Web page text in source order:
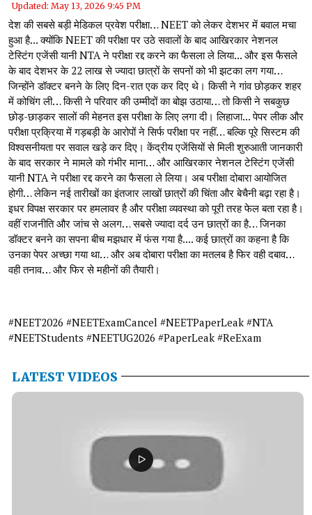
Updated: May 13, 2026 9:45 PM
देश की सबसे बड़ी मेडिकल प्रवेश परीक्षा… NEET को लेकर देशभर में बवाल मचा
हुआ है... क्योंकि NEET की परीक्षा पर उठे सवालों के बाद आखिरकार नेशनल
टेस्टिंग एजेंसी यानी NTA ने परीक्षा रद्द करने का फैसला ले लिया... और इस फैसले
के बाद देशभर के 22 लाख से ज्यादा छात्रों के सपनों को भी झटका लग गया…
जिन्होंने डॉक्टर बनने के लिए दिन-रात एक कर दिए थे। किसी ने गांव छोड़कर शहर
में कोचिंग ली… किसी ने परिवार की उम्मीदों का बोझ उठाया… तो किसी ने सबकुछ
छोड़-छाड़कर सालों की मेहनत इस परीक्षा के लिए लगा दी। लिहाजा... पेपर लीक और
परीक्षा प्रक्रिया में गड़बड़ी के आरोपों ने सिर्फ परीक्षा पर नहीं… बल्कि पूरे सिस्टम की
विश्वसनीयता पर सवाल खड़े कर दिए। केंद्रीय एजेंसियों से मिली शुरुआती जानकारी
के बाद सरकार ने मामले को गंभीर माना… और आखिरकार नेशनल टेस्टिंग एजेंसी
यानी NTA ने परीक्षा रद्द करने का फैसला ले लिया। अब परीक्षा दोबारा आयोजित
होगी… लेकिन नई तारीखों का इंतजार लाखों छात्रों की चिंता और बेचैनी बढ़ा रहा है।
इधर विपक्ष सरकार पर हमलावर है और परीक्षा व्यवस्था को पूरी तरह फेल बता रहा है।
वहीं राजनीति और जांच से अलग… सबसे ज्यादा दर्द उन छात्रों का है… जिनका
डॉक्टर बनने का सपना बीच मझधार में फंस गया है.... कई छात्रों का कहना है कि
उनका पेपर अच्छा गया था… और अब दोबारा परीक्षा का मतलब है फिर वही दबाव…
वही तनाव… और फिर से महीनों की तैयारी।
#NEET2026 #NEETExamCancel #NEETPaperLeak #NTA
#NEETStudents #NEETUG2026 #PaperLeak #ReExam
LATEST VIDEOS